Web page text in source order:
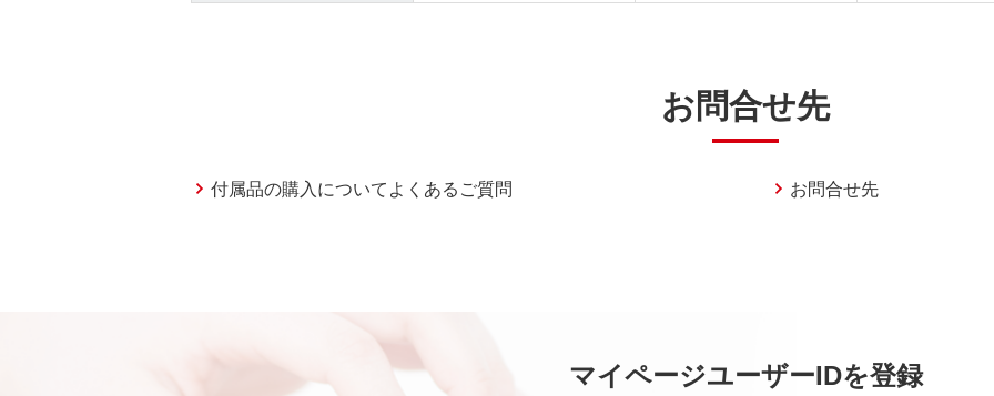
お問合せ先
付属品の購入についてよくあるご質問 お問合せ先
マイページユーザーIDを登録